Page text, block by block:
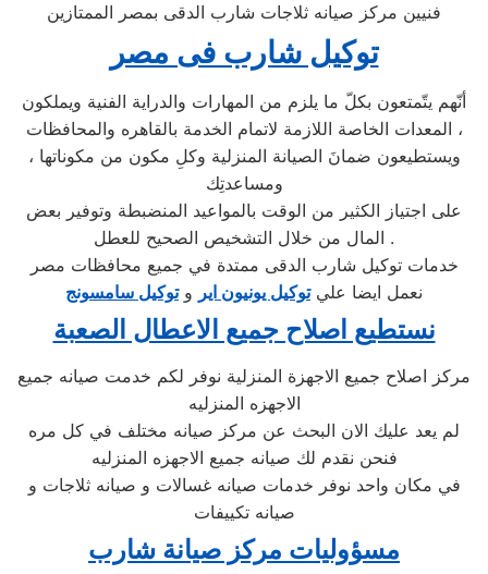
فنيين مركز صيانه ثلاجات شارب الدقى بمصر الممتازين
توكيل شارب فى مصر
أنّهم يتّمتعون بكلّ ما يلزم من المهارات والدراية الفنية ويملكون
المعدات الخاصة اللازمة لاتمام الخدمة بالقاهره والمحافظات ،
ويستطيعون ضمانَ الصيانة المنزلية وكلِ مكون من مكوناتها ،
ومساعدتِك
على اجتياز الكثير من الوقت بالمواعيد المنضبطة وتوفير بعض
المال من خلال التشخيص الصحيح للعطل .
خدمات توكيل شارب الدقى ممتدة في جميع محافظات مصر
نعمل ايضا عليتوكيل يونيون اير وتوكيل سامسونج
نستطيع اصلاح جميع الاعطال الصعبة
مركز اصلاح جميع الاجهزة المنزلية نوفر لكم خدمت صيانه جميع
الاجهزه المنزليه
لم يعد عليك الان البحث عن مركز صيانه مختلف في كل مره
فنحن نقدم لك صيانه جميع الاجهزه المنزليه
في مكان واحد نوفر خدمات صيانه غسالات و صيانه ثلاجات و
صيانه تكييفات
مسؤوليات مركز صيانة شارب